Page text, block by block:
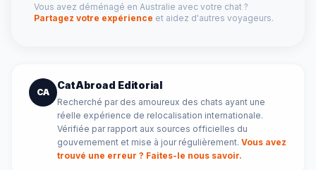
Vous avez déménagé en Australie avec votre chat ?
Partagez votre expérience et aidez d'autres voyageurs.
CA
CatAbroad Editorial
Recherché par des amoureux des chats ayant une
réelle expérience de relocalisation internationale.
Vérifiée par rapport aux sources officielles du
gouvernement et mise à jour régulièrement. Vous avez
trouvé une erreur ? Faites-le nous savoir.